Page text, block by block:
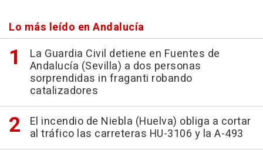
Lo más leído en Andalucía
La Guardia Civil detiene en Fuentes de
Andalucía (Sevilla) a dos personas
sorprendidas in fraganti robando
catalizadores
El incendio de Niebla (Huelva) obliga a cortar
al tráfico las carreteras HU-3106 y la A-493